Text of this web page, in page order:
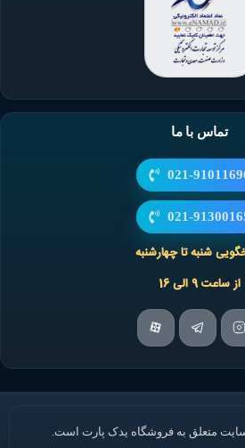
تماس با ما
021-
021-
شنبه تا چهارشنبه
از ساعت 9 الی 16
متعلق به فروشگاه یدک پارت است.